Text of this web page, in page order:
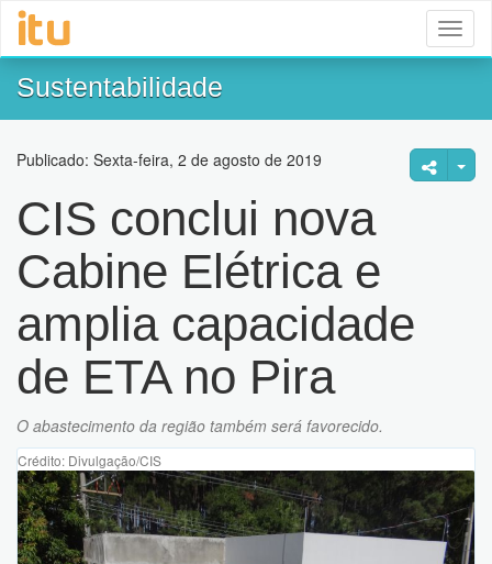
Sustentabilidade
Publicado: Sexta-feira, 2 de agosto de 2019
CIS conclui nova
Cabine Elétrica e
amplia capacidade
de ETA no Pira
O abastecimento da região também será favorecido.
Crédito: Divulgação/CIS